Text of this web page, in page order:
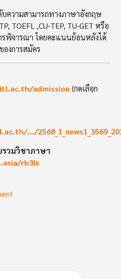
ความสามารถทางภาษาอังกฤษ
TOEFL ,CU-TEP, TU-GET หรือ
รพิจารณา โดยคะแนนย้อนหลังได้
งการสมัคร
admission (กดเลือก
.../
รวมวิชาภาษา
rb3Ix